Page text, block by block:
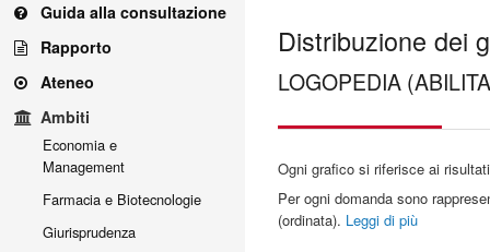
Guida alla consultazione
Rapporto
Ateneo
Ambiti
Economia e
Management
Farmacia e Biotecnologie
Giurisprudenza
Distribuzione dei
LOGOPEDIA
Ogni grafico si riferisce ai
Per ogni domanda sono
(ordinata). Leggi di più